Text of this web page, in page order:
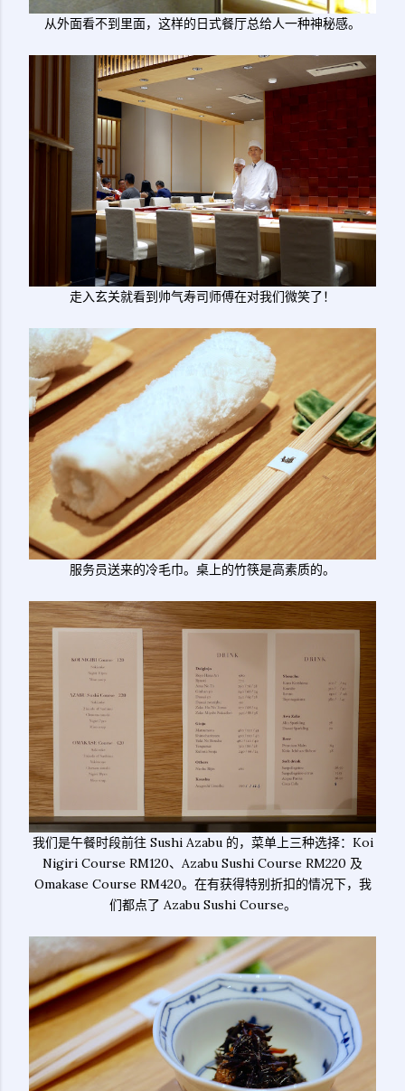
从外面看不到里面，这样的日式餐厅总给人一种神秘感。
走入玄关就看到帅气寿司师傅在对我们微笑了！
服务员送来的冷毛巾。桌上的竹筷是高素质的。
我们是午餐时段前往 Sushi Azabu 的，菜单上三种选择：Koi
Nigiri Course RM120、Azabu Sushi Course RM220 及
Omakase Course RM420。在有获得特别折扣的情况下，我
们都点了 Azabu Sushi Course。